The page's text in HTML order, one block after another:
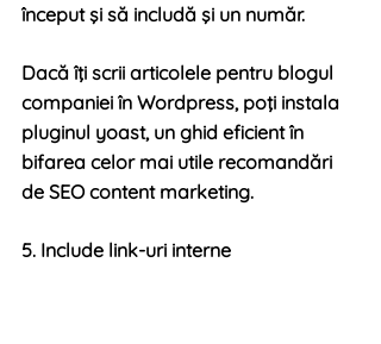
început şi să includă şi un număr.
Dacă îţi scrii articolele pentru blogul
companiei în Wordpress, poţi instala
pluginul yoast, un ghid eficient în
bifarea celor mai utile recomandări
de SEO content marketing.
5. Include link-uri interne